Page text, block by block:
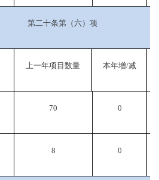
第二十条第（六）项
上一年项目数量 本年增/减
70 0
8 0